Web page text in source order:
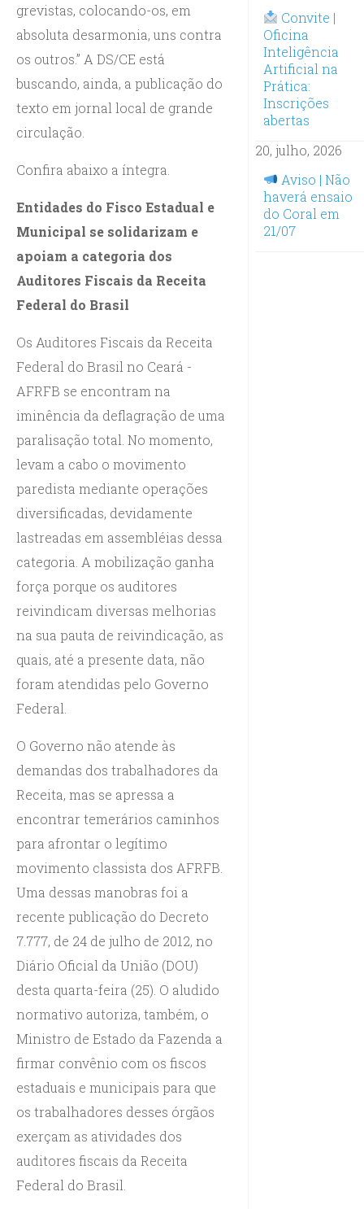
grevistas, colocando-os, em
absoluta desarmonia, uns contra
os outros.” A DS/CE está
buscando, ainda, a publicação do
texto em jornal local de grande
circulação.
Confira abaixo a íntegra.
Entidades do Fisco Estadual e
Municipal se solidarizam e
apoiam a categoria dos
Auditores Fiscais da Receita
Federal do Brasil
Os Auditores Fiscais da Receita
Federal do Brasil no Ceará -
AFRFB se encontram na
iminência da deflagração de uma
paralisação total. No momento,
levam a cabo o movimento
paredista mediante operações
diversificadas, devidamente
lastreadas em assembléias dessa
categoria. A mobilização ganha
força porque os auditores
reivindicam diversas melhorias
na sua pauta de reivindicação, as
quais, até a presente data, não
foram atendidas pelo Governo
Federal.
O Governo não atende às
demandas dos trabalhadores da
Receita, mas se apressa a
encontrar temerários caminhos
para afrontar o legítimo
movimento classista dos AFRFB.
Uma dessas manobras foi a
recente publicação do Decreto
7.777, de 24 de julho de 2012, no
Diário Oficial da União (DOU)
desta quarta-feira (25). O aludido
normativo autoriza, também, o
Ministro de Estado da Fazenda a
firmar convênio com os fiscos
estaduais e municipais para que
os trabalhadores desses órgãos
exerçam as atividades dos
auditores fiscais da Receita
Federal do Brasil.
Convite |
Oficina
Inteligência
Artificial na
Prática:
Inscrições
abertas
20, julho, 2026
Aviso | Não
haverá ensaio
do Coral em
21/07